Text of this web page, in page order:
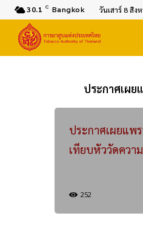
30.1 C Bangkok วันเสาร์ 8 สิง
ประกาศเผ
ประกาศเผยแพ
เทียบหัววัดควา
252